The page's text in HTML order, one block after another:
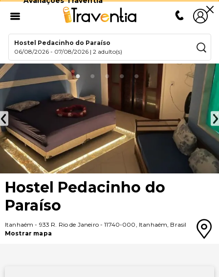
Hostel Pedacinho do Paraíso
06/08/2026 - 07/08/2026 |2 adulto(s)
Hostel Pedacinho do
Paraíso
Itanhaém - 933 R. Rio de Janeiro-11740-000, Itanhaém, Brasil
Mostrar mapa